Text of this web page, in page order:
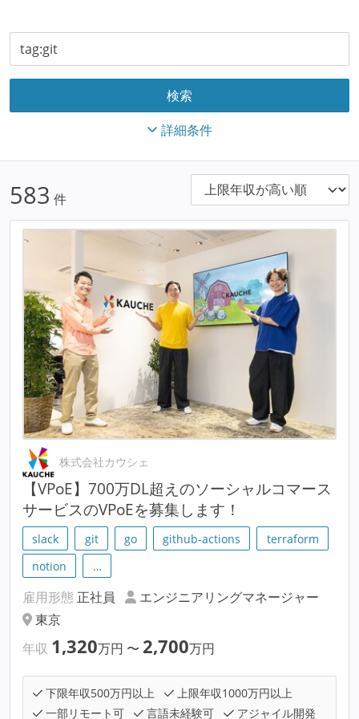
詳細条件
583 件
株式会社カウシェ
【VPoE】700万DL超えのソーシャルコマース
サービスのVPoEを募集します！
slack git go github-actions
terraform
notion
…
雇用形態 正社員
エンジニアリングマネージャー
東京
年収 1,320万円 〜 2,700万円
下限年収500万円以上
上限年収1000万円以上
一部リモート可
言語未経験可 アジャイル開発